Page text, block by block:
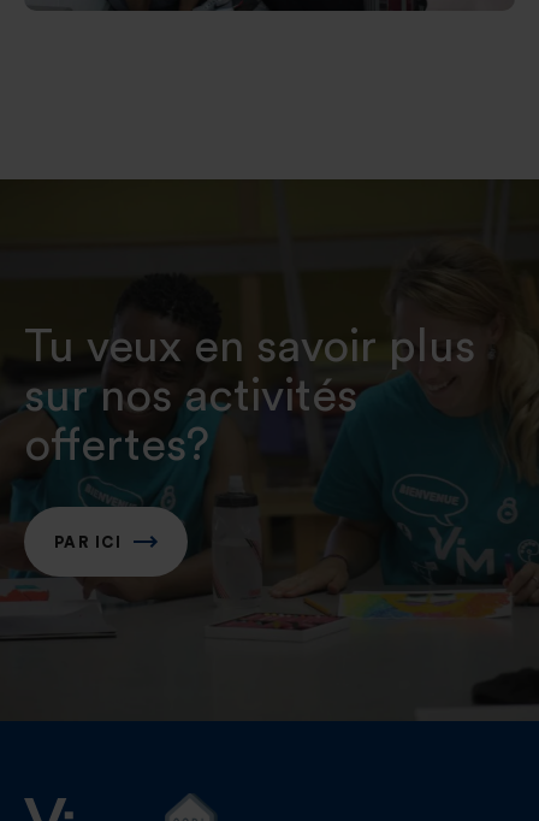
Tu veux en savoir plus
sur nos activités
offertes?
PAR ICI